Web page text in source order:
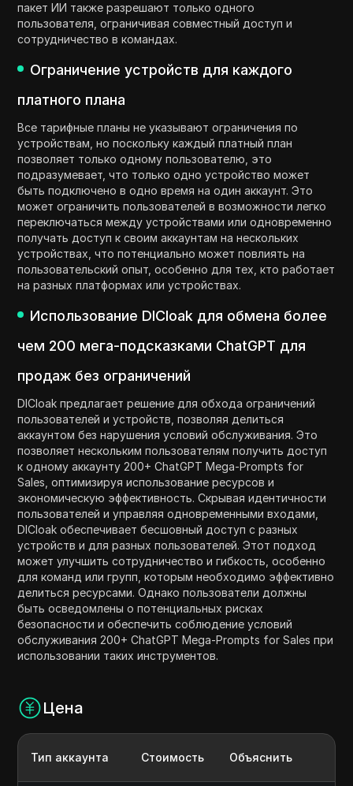
пакет ИИ также разрешают только одного
пользователя, ограничивая совместный доступ и
сотрудничество в командах.
Ограничение устройств для каждого
платного плана
Все тарифные планы не указывают ограничения по
устройствам, но поскольку каждый платный план
позволяет только одному пользователю, это
подразумевает, что только одно устройство может
быть подключено в одно время на один аккаунт. Это
может ограничить пользователей в возможности легко
переключаться между устройствами или одновременно
получать доступ к своим аккаунтам на нескольких
устройствах, что потенциально может повлиять на
пользовательский опыт, особенно для тех, кто работает
на разных платформах или устройствах.
Использование DICloak для обмена более
чем 200 мега-подсказками ChatGPT для
продаж без ограничений
DICloak предлагает решение для обхода ограничений
пользователей и устройств, позволяя делиться
аккаунтом без нарушения условий обслуживания. Это
позволяет нескольким пользователям получить доступ
к одному аккаунту 200+ ChatGPT Mega-Prompts for
Sales, оптимизируя использование ресурсов и
экономическую эффективность. Скрывая идентичности
пользователей и управляя одновременными входами,
DICloak обеспечивает бесшовный доступ с разных
устройств и для разных пользователей. Этот подход
может улучшить сотрудничество и гибкость, особенно
для команд или групп, которым необходимо эффективно
делиться ресурсами. Однако пользователи должны
быть осведомлены о потенциальных рисках
безопасности и обеспечить соблюдение условий
обслуживания 200+ ChatGPT Mega-Prompts for Sales при
использовании таких инструментов.
Цена
Тип аккаунта Стоимость Объяснить